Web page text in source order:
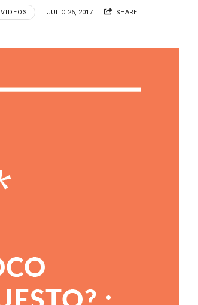
VIDEOS JULIO 26, 2017 SHARE